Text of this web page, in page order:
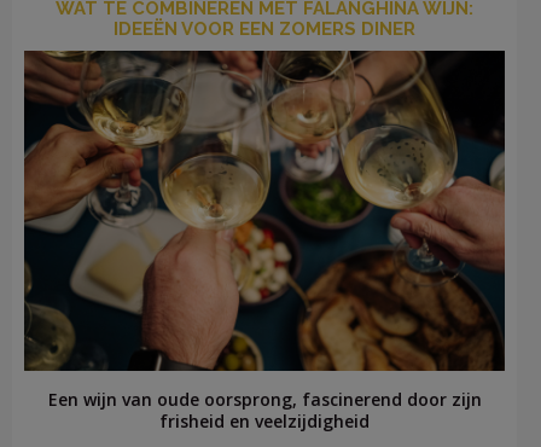
WAT TE COMBINEREN MET FALANGHINA WIJN:
IDEEËN VOOR EEN ZOMERS DINER
Een wijn van oude oorsprong, fascinerend door zijn
frisheid en veelzijdigheid